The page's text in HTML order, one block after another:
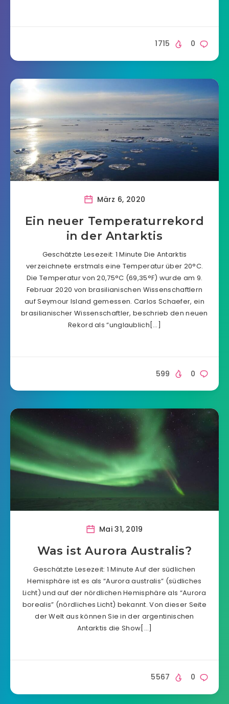
0
1715
März 6, 2020
Ein neuer Temperaturrekord
in der Antarktis
Geschätzte Lesezeit: 1 Minute Die Antarktis
verzeichnete erstmals eine Temperatur über 20°C.
Die Temperatur von 20,75°C (69,35°F) wurde am 9.
Februar 2020 von brasilianischen Wissenschaftlern
auf Seymour Island gemessen. Carlos Schaefer, ein
brasilianischer Wissenschaftler, beschrieb den neuen
Rekord als “unglaublich[…]
0
599
Mai 31, 2019
Was ist Aurora Australis?
Geschätzte Lesezeit: 1 Minute Auf der südlichen
Hemisphäre ist es als “Aurora australis” (südliches
Licht) und auf der nördlichen Hemisphäre als “Aurora
borealis” (nördliches Licht) bekannt. Von dieser Seite
der Welt aus können Sie in der argentinischen
Antarktis die Show[…]
0
5567